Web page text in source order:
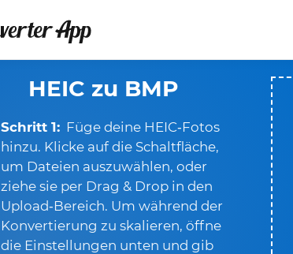
HEIC zu BMP
Schritt 1: Füge deine HEIC‑Fotos
hinzu. Klicke auf die Schaltfläche,
um Dateien auszuwählen, oder
ziehe sie per Drag & Drop in den
Upload‑Bereich. Um während der
Konvertierung zu skalieren, öffne
die Einstellungen unten und gib